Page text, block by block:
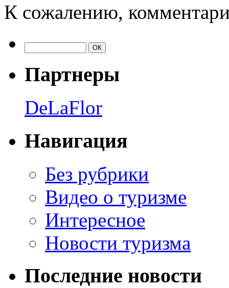
К сожалению,
Партнеры
DeLaFlor
Навигация
Без рубрики
Видео о туризме
Интересное
Новости туризма
Последние новости